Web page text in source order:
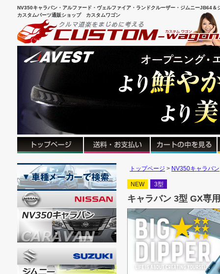
NV350キャラバン・アルファード・ヴェルファイア・ランドクルーザー・ジムニーJB64
カスタムパーツ通販ショップ カスタムワゴン
トップページ NV350キャラバン
NEW 3型
キャラバン 3型 GX専